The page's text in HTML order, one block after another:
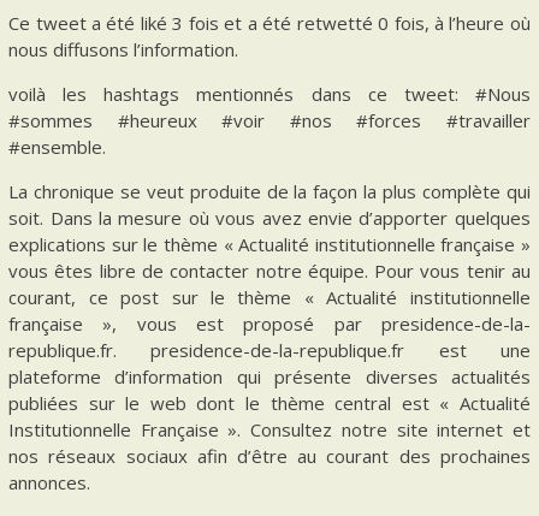
Ce tweet a été liké 3 fois et a été retwetté 0 fois, à l’heure où
nous diffusons l’information.
voilà les hashtags mentionnés dans ce tweet: #Nous
#sommes #heureux #voir #nos #forces #travailler
#ensemble.
La chronique se veut produite de la façon la plus complète qui
soit. Dans la mesure où vous avez envie d’apporter quelques
explications sur le thème « Actualité institutionnelle française »
vous êtes libre de contacter notre équipe. Pour vous tenir au
courant, ce post sur le thème « Actualité institutionnelle
française », vous est proposé par presidence-de-la-
republique.fr. presidence-de-la-republique.fr est une
plateforme d’information qui présente diverses actualités
publiées sur le web dont le thème central est « Actualité
Institutionnelle Française ». Consultez notre site internet et
nos réseaux sociaux afin d’être au courant des prochaines
annonces.